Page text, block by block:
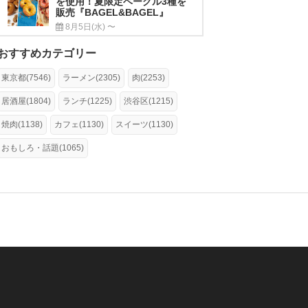
販売『BAGEL&BAGEL』
8月5日(水) 〜
すすめカテゴリー
東京都(7546) ラーメン(2305) 肉(2253)
居酒屋(1804) ランチ(1225) 渋谷区(1215)
焼肉(1138) カフェ(1130) スイーツ(1130)
おもしろ・話題(1065)